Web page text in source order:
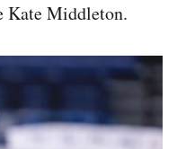
Kate Middleton.